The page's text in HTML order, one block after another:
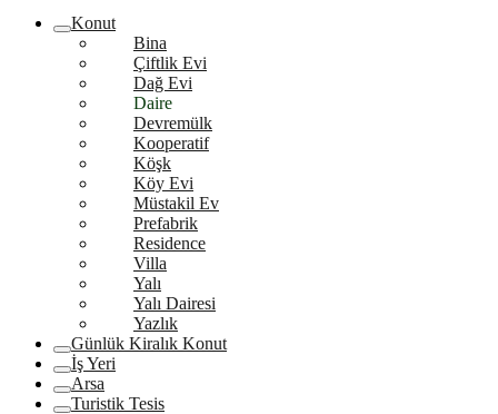
Konut
Bina
Çiftlik Evi
Dağ Evi
Daire
Devremülk
Kooperatif
Köşk
Köy Evi
Müstakil Ev
Prefabrik
Residence
Villa
Yalı
Yalı Dairesi
Yazlık
Günlük Kiralık Konut
İş Yeri
Arsa
Turistik Tesis